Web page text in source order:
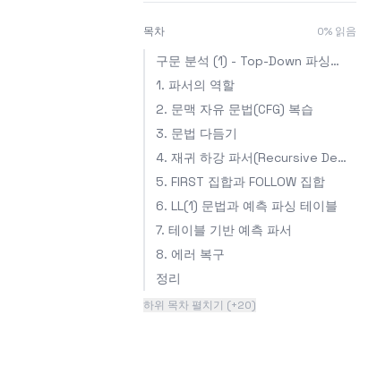
목차 0% 읽음
구문 분석 (1) - Top-Down 파싱과 LL 파서
1. 파서의 역할
2. 문맥 자유 문법(CFG) 복습
3. 문법 다듬기
4. 재귀 하강 파서(Recursive Descent Parser)
5. FIRST 집합과 FOLLOW 집합
6. LL(1) 문법과 예측 파싱 테이블
7. 테이블 기반 예측 파서
8. 에러 복구
정리
하위 목차 펼치기 (+20)